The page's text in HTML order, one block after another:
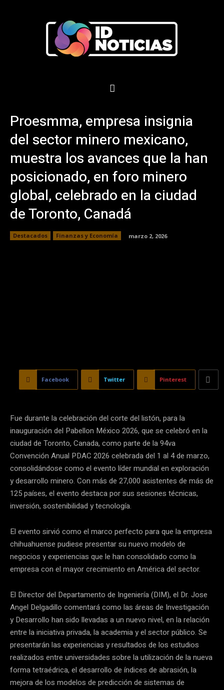
Proesmma, empresa insignia
del sector minero mexicano,
muestra los avances que la han
posicionado, en foro minero
global, celebrado en la ciudad
de Toronto, Canadá
Destacados Finanzas y Economía marzo 2, 2026
Facebook Twitter Pinterest
Fue durante la celebración del corte del listón, para la
inauguración del Pabellon México 2026, que se celebró en la
ciudad de Toronto, Canada, como parte de la 94va
Convención Anual PDAC 2026 celebrada del 1 al 4 de marzo,
consolidándose como el evento líder mundial en exploración
y desarrollo minero. Con más de 27,000 asistentes de más de
125 países, el evento destaca por sus sesiones técnicas,
inversión, sostenibilidad y tecnología.
El evento sirvió como el marco perfecto para que la empresa
chihuahuense pudiese presentar su nuevo modelo de
negocios y experiencias que le han consolidado como la
empresa con el mayor crecimiento en América del sector.
El Director del Departamento de Ingeniería (DIM), el Dr. Jose
Angel Delgadillo comentará como las áreas de Investigación
y Desarrollo han sido llevadas a un nuevo nivel, en la relación
entre la iniciativa privada, la academia y el sector público. Se
presentarán las experiencias y resultados de los estudios
realizados entre universidades sobre la utilización de la nueva
forma tetraédrica, el desarrollo de índices de abrasión, la
mejora de los modelos de predicción de sistemas de